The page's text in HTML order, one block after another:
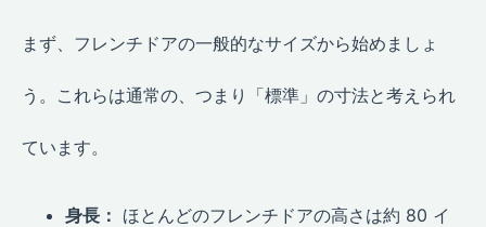
まず、フレンチドアの一般的なサイズから始めましょ
う。これらは通常の、つまり「標準」の寸法と考えられ
ています。
身長： ほとんどのフレンチドアの高さは約 80 イ